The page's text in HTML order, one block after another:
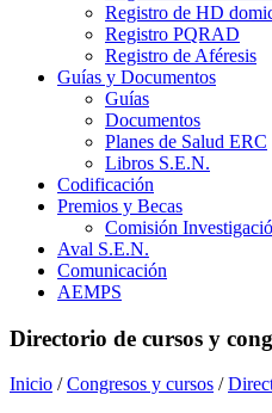
Registro de HD
Registro PQRAD
Registro de Aféresis
Guías y Documentos
Guías
Documentos
Planes de Salud ERC
Libros S.E.N.
Codificación
Premios y Becas
Comisión
Aval S.E.N.
Comunicación
AEMPS
Directorio de cursos y
Inicio /Congresos y cursos /